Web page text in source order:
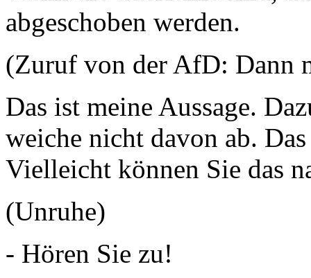
abgeschoben werden.
(Zuruf von der AfD: Dann
Das ist meine Aussage.
weiche nicht davon ab.
Vielleicht können Sie das
(Unruhe)
- Hören Sie zu!